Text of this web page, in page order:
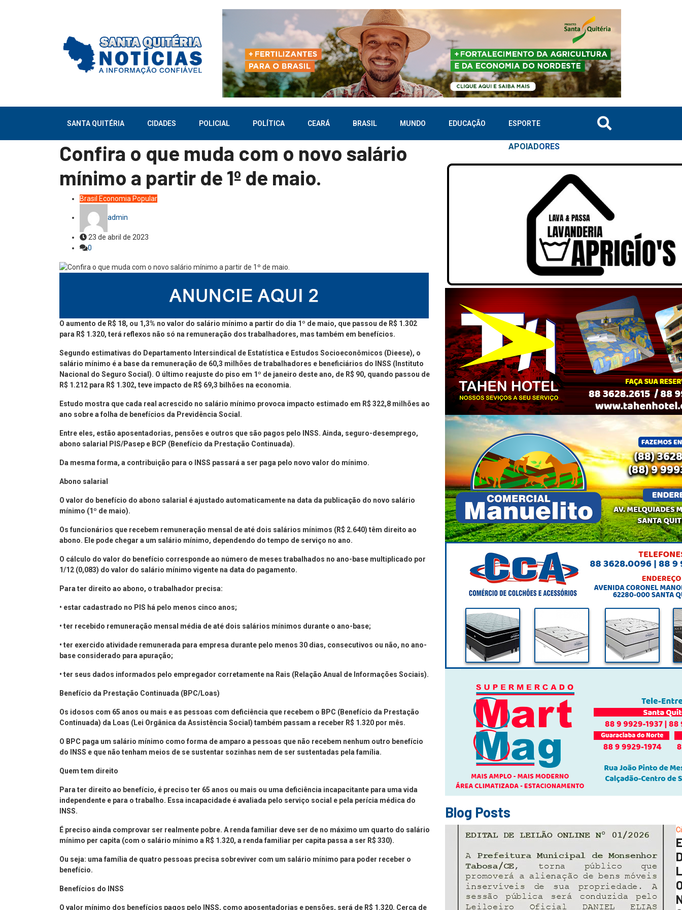
SANTA QUITÉRIA CIDADES POLICIAL POLÍTICA CEARÁ BRASIL MUNDO EDUCAÇÃO ESPORTE
Confira o que muda com o novo salário
mínimo a partir de 1º de maio.
Brasil Economia Popular
admin
23 de abril de 2023
0
O aumento de R$ 18, ou 1,3% no valor do salário mínimo a partir do dia 1º de maio, que passou de R$ 1.302
para R$ 1.320, terá reflexos não só na remuneração dos trabalhadores, mas também em benefícios.
Segundo estimativas do Departamento Intersindical de Estatística e Estudos Socioeconômicos (Dieese), o
salário mínimo é a base da remuneração de 60,3 milhões de trabalhadores e beneficiários do INSS (Instituto
Nacional do Seguro Social). O último reajuste do piso em 1º de janeiro deste ano, de R$ 90, quando passou de
R$ 1.212 para R$ 1.302, teve impacto de R$ 69,3 bilhões na economia.
Estudo mostra que cada real acrescido no salário mínimo provoca impacto estimado em R$ 322,8 milhões ao
ano sobre a folha de benefícios da Previdência Social.
Entre eles, estão aposentadorias, pensões e outros que são pagos pelo INSS. Ainda, seguro-desemprego,
abono salarial PIS/Pasep e BCP (Benefício da Prestação Continuada).
Da mesma forma, a contribuição para o INSS passará a ser paga pelo novo valor do mínimo.
Abono salarial
O valor do benefício do abono salarial é ajustado automaticamente na data da publicação do novo salário
mínimo (1º de maio).
Os funcionários que recebem remuneração mensal de até dois salários mínimos (R$ 2.640) têm direito ao
abono. Ele pode chegar a um salário mínimo, dependendo do tempo de serviço no ano.
O cálculo do valor do benefício corresponde ao número de meses trabalhados no ano-base multiplicado por
1/12 (0,083) do valor do salário mínimo vigente na data do pagamento.
Para ter direito ao abono, o trabalhador precisa:
• estar cadastrado no PIS há pelo menos cinco anos;
• ter recebido remuneração mensal média de até dois salários mínimos durante o ano-base;
• ter exercido atividade remunerada para empresa durante pelo menos 30 dias, consecutivos ou não, no ano-
base considerado para apuração;
• ter seus dados informados pelo empregador corretamente na Rais (Relação Anual de Informações Sociais).
Benefício da Prestação Continuada (BPC/Loas)
Os idosos com 65 anos ou mais e as pessoas com deficiência que recebem o BPC (Benefício da Prestação
Continuada) da Loas (Lei Orgânica da Assistência Social) também passam a receber R$ 1.320 por mês.
O BPC paga um salário mínimo como forma de amparo a pessoas que não recebem nenhum outro benefício
do INSS e que não tenham meios de se sustentar sozinhas nem de ser sustentadas pela família.
Quem tem direito
Para ter direito ao benefício, é preciso ter 65 anos ou mais ou uma deficiência incapacitante para uma vida
independente e para o trabalho. Essa incapacidade é avaliada pelo serviço social e pela perícia médica do
INSS.
É preciso ainda comprovar ser realmente pobre. A renda familiar deve ser de no máximo um quarto do salário
mínimo per capita (com o salário mínimo a R$ 1.320, a renda familiar per capita passa a ser R$ 330).
Ou seja: uma família de quatro pessoas precisa sobreviver com um salário mínimo para poder receber o
benefício.
Benefícios do INSS
O valor mínimo dos benefícios pagos pelo INSS, como aposentadorias e pensões, será de R$ 1.320. Cerca de
APOIADORES
Blog Posts